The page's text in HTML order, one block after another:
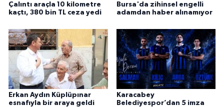
Çalıntı araçla 10 kilometre
kaçtı, 380 bin TL ceza yedi
Bursa'da zihinsel engelli
adamdan haber alınamıyor
Erkan Aydın Küplüpınar
esnafıyla bir araya geldi
Karacabey
Belediyespor’dan 5 imza